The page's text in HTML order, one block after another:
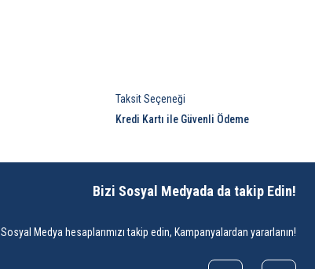
Taksit Seçeneği
Kredi Kartı ile Güvenli Ödeme
Bizi Sosyal Medyada da takip Edin!
Sosyal Medya hesaplarımızı takip edin, Kampanyalardan yararlanın!